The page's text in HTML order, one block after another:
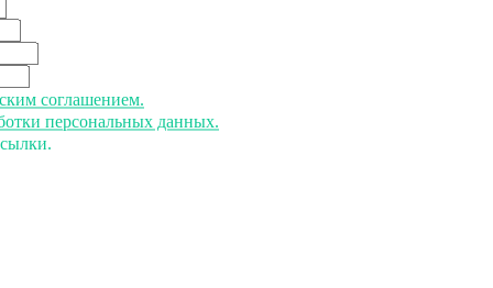
соглашением.
персональных данных.